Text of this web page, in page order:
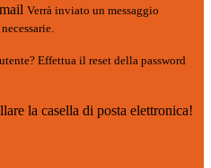
Verrà inviato un messaggio
Effettua il reset della password
la casella di posta elettronica!